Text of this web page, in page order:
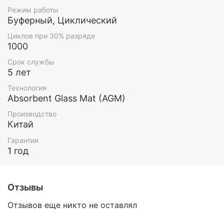
Режим работы
Буферный, Циклический
Циклов при 30% разряде
1000
Срок службы
5 лет
Технология
Absorbent Glass Mat (AGM)
Производство
Китай
Гарантия
1 год
Отзывы
Отзывов еще никто не оставлял